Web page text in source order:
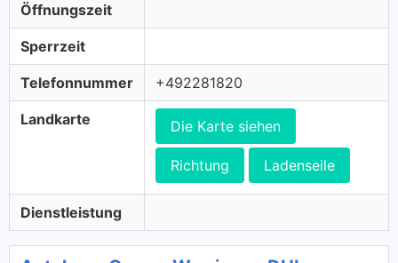
Öffnungszeit
Sperrzeit
Telefonnummer +492281820
Landkarte Die Karte siehen
Richtung Ladenseile
Dienstleistung